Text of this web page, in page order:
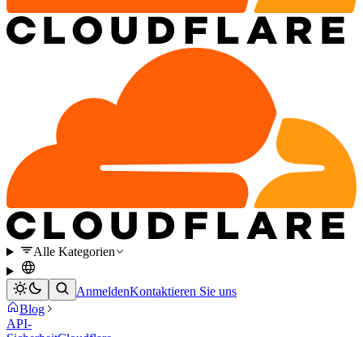
Alle Kategorien
AnmeldenKontaktieren Sie uns
Blog
API-